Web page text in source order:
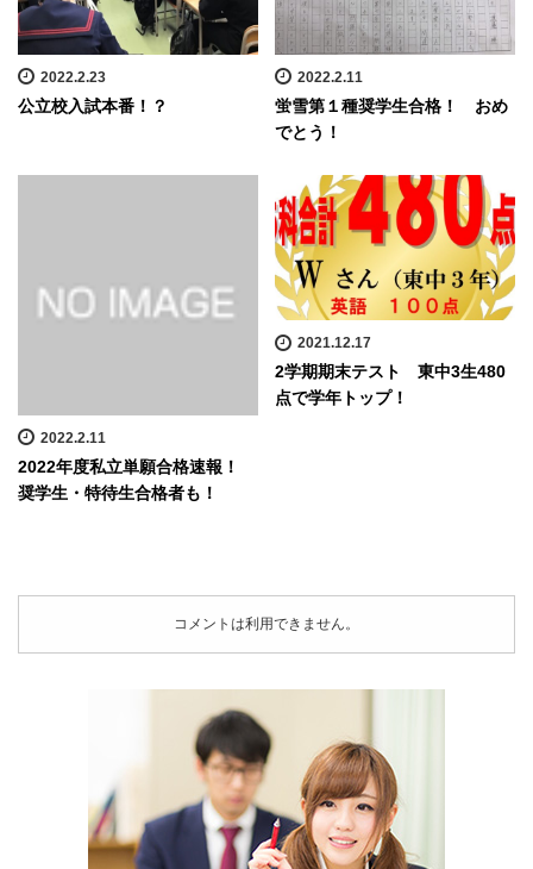
2022.2.23
公立校入試本番！？
2022.2.11
蛍雪第１種奨学生合格！ おめ
でとう！
2022.2.11
2022年度私立単願合格速報！
奨学生・特待生合格者も！
2021.12.17
2学期期末テスト 東中3生480
点で学年トップ！
コメントは利用できません。